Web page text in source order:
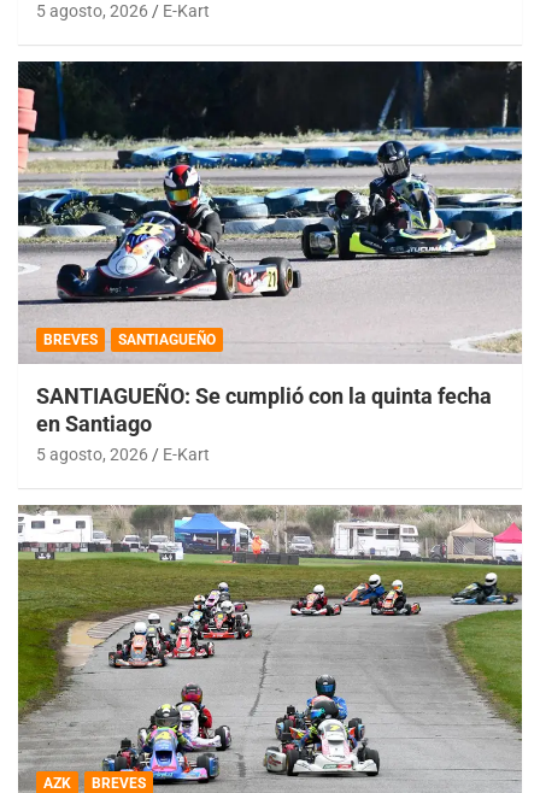
5 agosto, 2026 E-Kart
BREVES SANTIAGUEÑO
SANTIAGUEÑO: Se cumplió con la quinta fecha
en Santiago
5 agosto, 2026 E-Kart
AZK BREVES